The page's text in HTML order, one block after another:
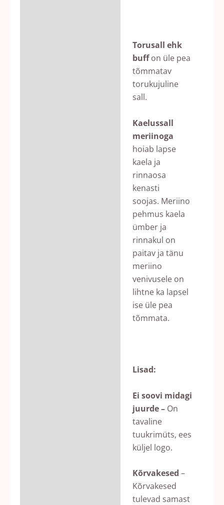
Torusall ehk
buffon üle pea
tõmmatav
torukujuline
sall.
Kaelussall
meriinoga
hoiab lapse
kaela ja
rinnaosa
kenasti
soojas. Meriino
pehmus kaela
ümber ja
rinnakul on
paitav ja tänu
meriino
venivusele on
lihtne ka lapsel
ise üle pea
tõmmata.
Lisad:
Ei soovi midagi
juurde – On
tavaline
tuukrimüts, ees
küljel logo.
Kõrvakesed –
Kõrvakesed
tulevad samast